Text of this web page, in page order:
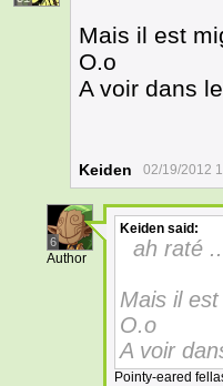
Mais il est
O.o
A voir dans
Keiden 02/19/2012
6
Author
Keiden said:
ah raté
Mais il
O.o
A voir
Pointy-eared